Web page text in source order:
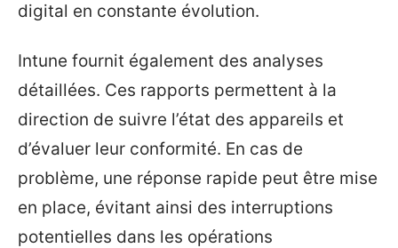
digital en constante évolution.
Intune fournit également des analyses
détaillées. Ces rapports permettent à la
direction de suivre l’état des appareils et
d’évaluer leur conformité. En cas de
problème, une réponse rapide peut être mise
en place, évitant ainsi des interruptions
potentielles dans les opérations